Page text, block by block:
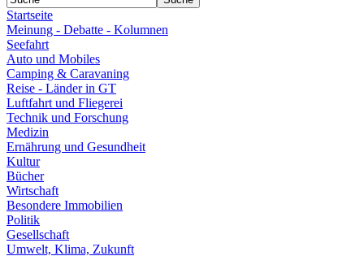
Startseite
Meinung - Debatte - Kolumnen
Seefahrt
Auto und Mobiles
Camping & Caravaning
Reise - Länder in GT
Luftfahrt und Fliegerei
Technik und Forschung
Medizin
Ernährung und Gesundheit
Kultur
Bücher
Wirtschaft
Besondere Immobilien
Politik
Gesellschaft
Umwelt, Klima, Zukunft